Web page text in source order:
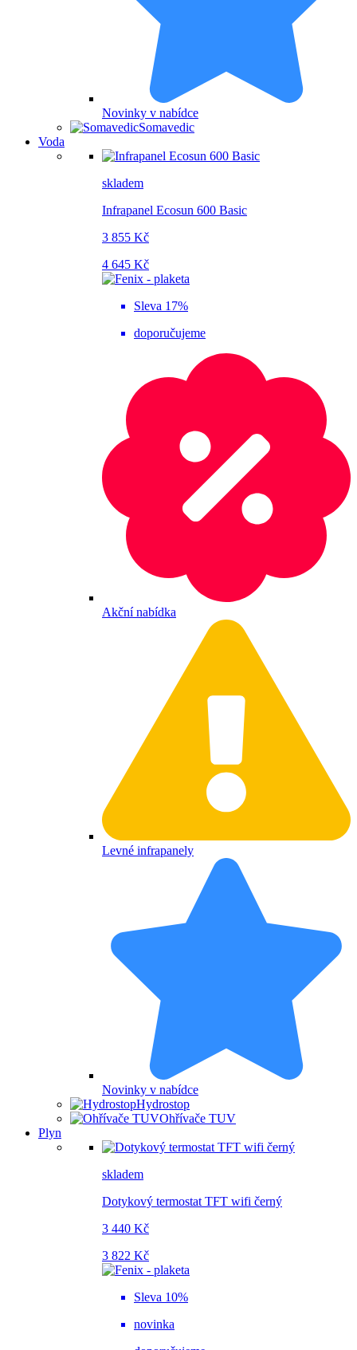
Novinky v nabídce
Somavedic
Voda
skladem
Infrapanel Ecosun 600 Basic
3 855 Kč
4 645 Kč
Sleva 17%
doporučujeme
Akční nabídka
Levné infrapanely
Novinky v nabídce
Hydrostop
Ohřívače TUV
Plyn
skladem
Dotykový termostat TFT wifi černý
3 440 Kč
3 822 Kč
Sleva 10%
novinka